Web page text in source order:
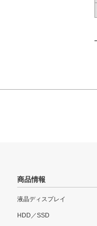
商品情報
液晶ディスプレイ
HDD／SSD